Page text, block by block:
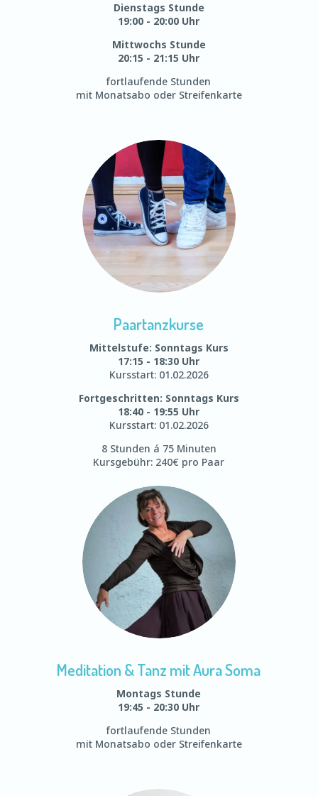
Dienstags Stunde
19:00 - 20:00 Uhr
Mittwochs Stunde
20:15 - 21:15 Uhr
fortlaufende Stunden
mit Monatsabo oder Streifenkarte
Paartanzkurse
Mittelstufe: Sonntags Kurs
17:15 - 18:30 Uhr
Kursstart: 01.02.2026
Fortgeschritten: Sonntags Kurs
18:40 - 19:55 Uhr
Kursstart: 01.02.2026
8 Stunden á 75 Minuten
Kursgebühr: 240€ pro Paar
Meditation & Tanz mit Aura Soma
Montags Stunde
19:45 - 20:30 Uhr
fortlaufende Stunden
mit Monatsabo oder Streifenkarte